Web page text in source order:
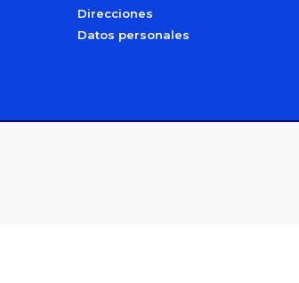
Direcciones
Datos personales